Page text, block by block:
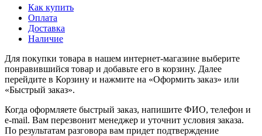
Как купить
Оплата
Доставка
Наличие
Для покупки товара в нашем интернет-магазине выберите
понравившийся товар и добавьте его в корзину. Далее
перейдите в Корзину и нажмите на «Оформить заказ» или
«Быстрый заказ».
Когда оформляете быстрый заказ, напишите ФИО, телефон и
e-mail. Вам перезвонит менеджер и уточнит условия заказа.
По результатам разговора вам придет подтверждение